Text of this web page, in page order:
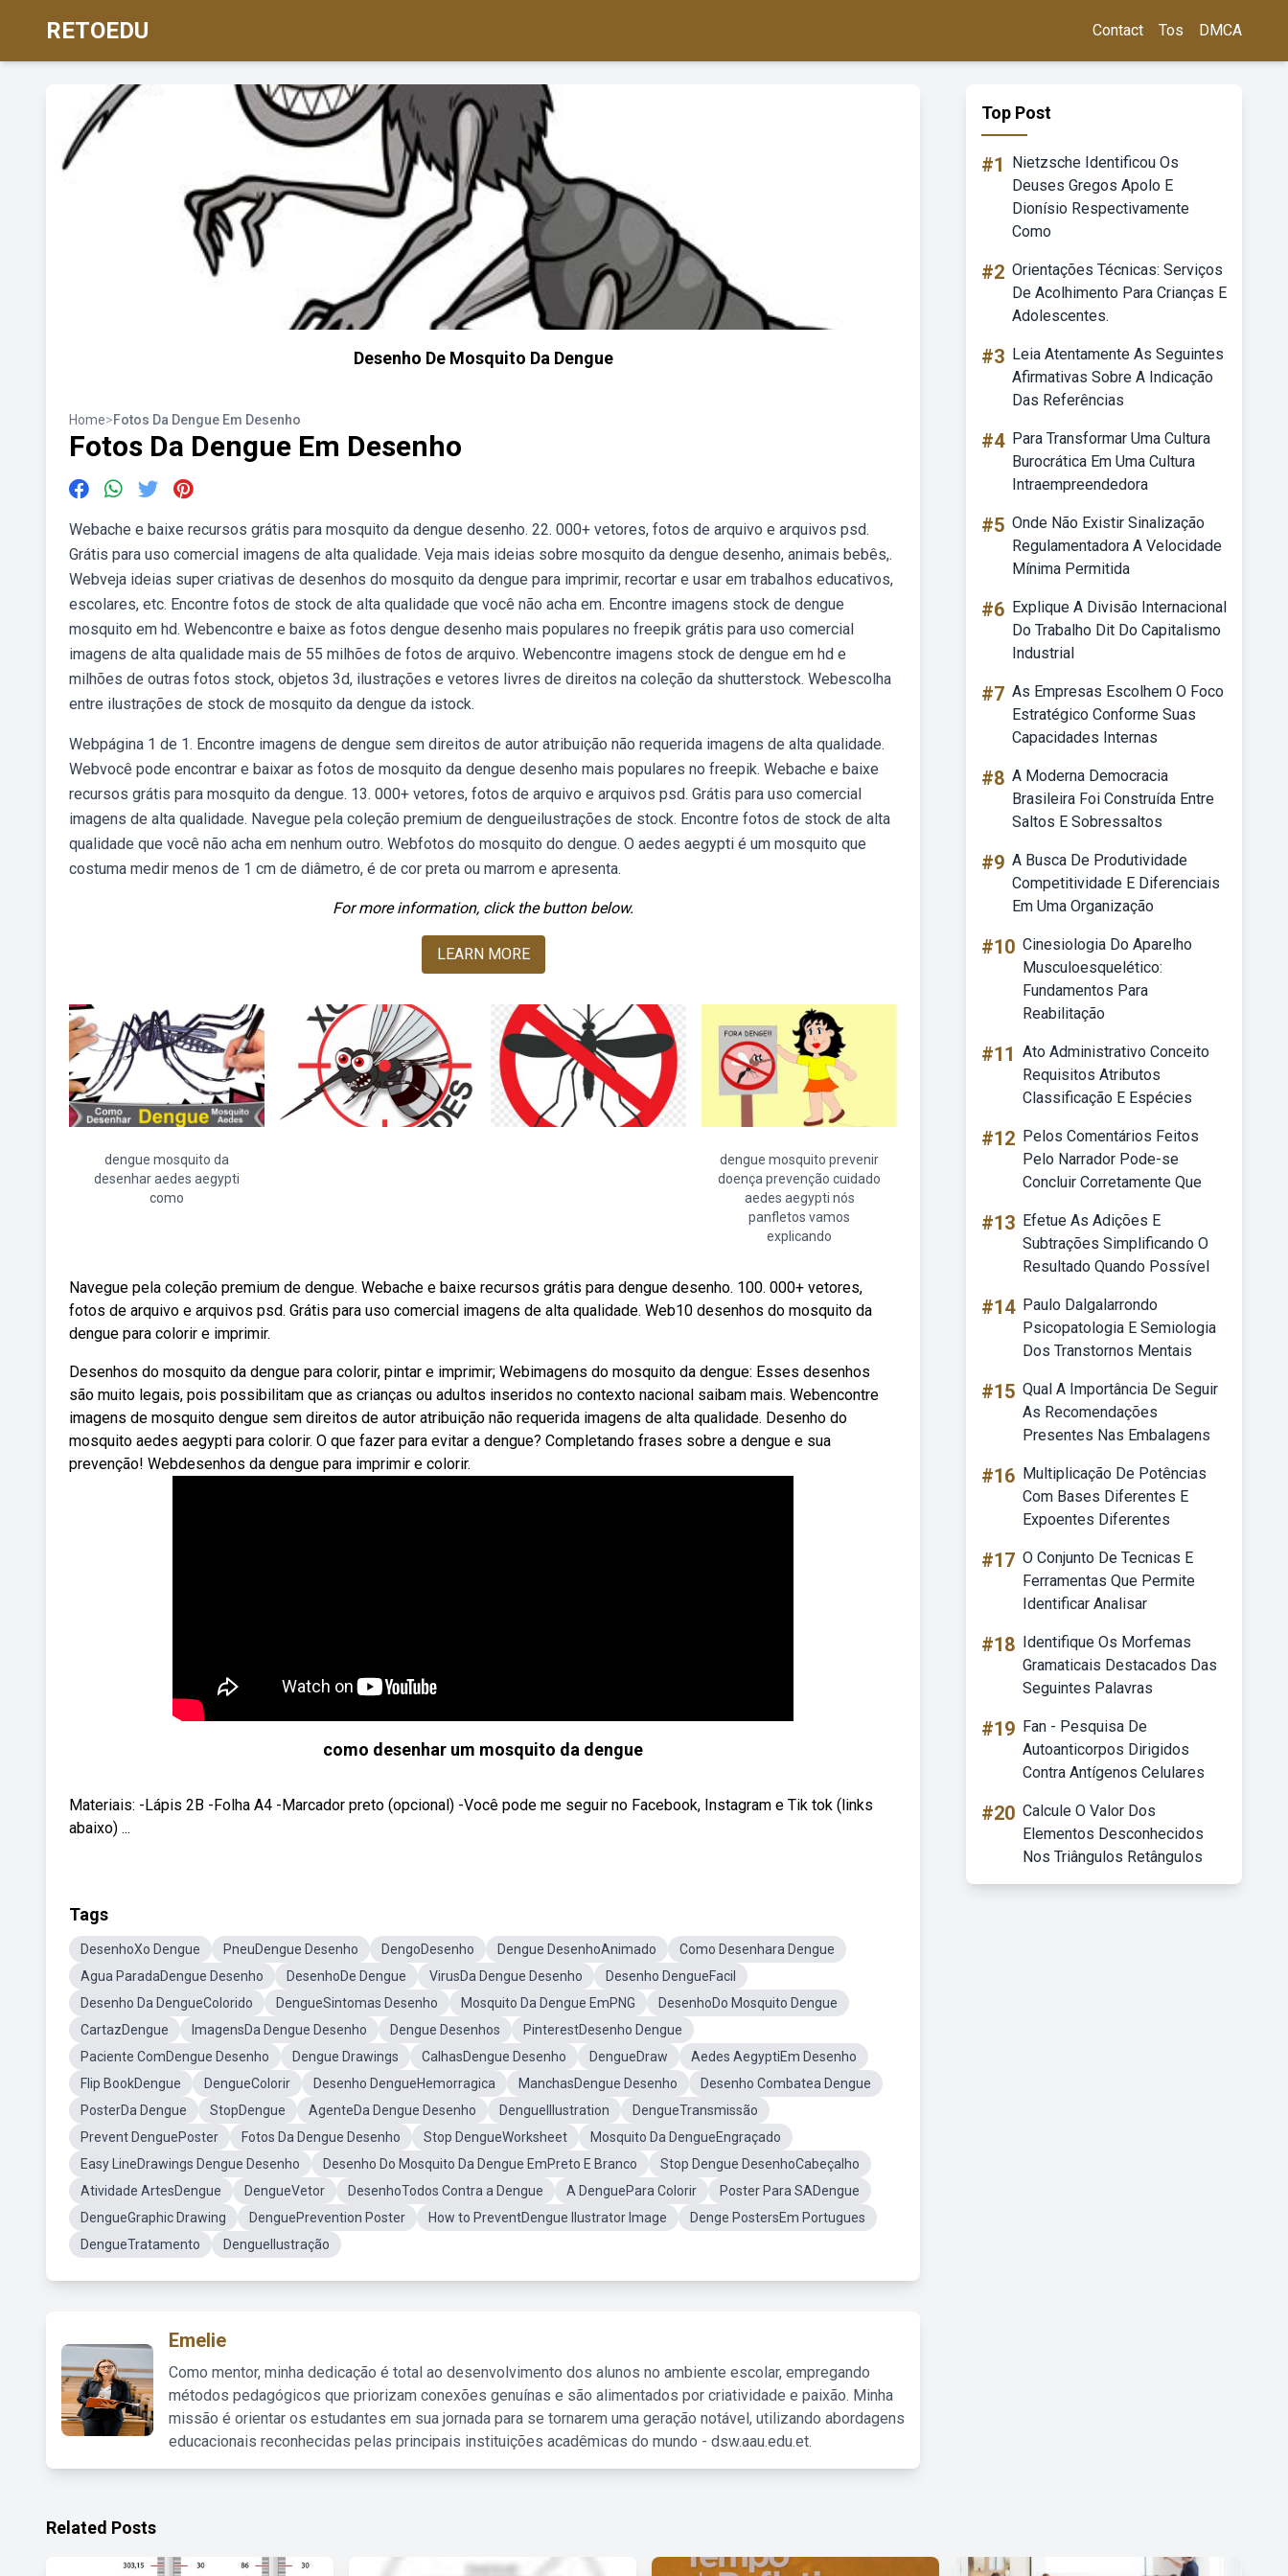
RETOEDU Contact Tos DMCA
Desenho De Mosquito Da Dengue
Home>Fotos Da Dengue Em Desenho
Fotos Da Dengue Em Desenho
Webache e baixe recursos grátis para mosquito da dengue desenho. 22. 000+ vetores, fotos de arquivo e arquivos psd.
Grátis para uso comercial imagens de alta qualidade. Veja mais ideias sobre mosquito da dengue desenho, animais bebês,.
Webveja ideias super criativas de desenhos do mosquito da dengue para imprimir, recortar e usar em trabalhos educativos,
escolares, etc. Encontre fotos de stock de alta qualidade que você não acha em. Encontre imagens stock de dengue
mosquito em hd. Webencontre e baixe as fotos dengue desenho mais populares no freepik grátis para uso comercial
imagens de alta qualidade mais de 55 milhões de fotos de arquivo. Webencontre imagens stock de dengue em hd e
milhões de outras fotos stock, objetos 3d, ilustrações e vetores livres de direitos na coleção da shutterstock. Webescolha
entre ilustrações de stock de mosquito da dengue da istock.
Webpágina 1 de 1. Encontre imagens de dengue sem direitos de autor atribuição não requerida imagens de alta qualidade.
Webvocê pode encontrar e baixar as fotos de mosquito da dengue desenho mais populares no freepik. Webache e baixe
recursos grátis para mosquito da dengue. 13. 000+ vetores, fotos de arquivo e arquivos psd. Grátis para uso comercial
imagens de alta qualidade. Navegue pela coleção premium de dengueilustrações de stock. Encontre fotos de stock de alta
qualidade que você não acha em nenhum outro. Webfotos do mosquito do dengue. O aedes aegypti é um mosquito que
costuma medir menos de 1 cm de diâmetro, é de cor preta ou marrom e apresenta.
For more information, click the button below.
LEARN MORE
dengue mosquito da
desenhar aedes aegypti
como
dengue mosquito prevenir
doença prevenção cuidado
aedes aegypti nós
panfletos vamos
explicando
Navegue pela coleção premium de dengue. Webache e baixe recursos grátis para dengue desenho. 100. 000+ vetores,
fotos de arquivo e arquivos psd. Grátis para uso comercial imagens de alta qualidade. Web10 desenhos do mosquito da
dengue para colorir e imprimir.
Desenhos do mosquito da dengue para colorir, pintar e imprimir; Webimagens do mosquito da dengue: Esses desenhos
são muito legais, pois possibilitam que as crianças ou adultos inseridos no contexto nacional saibam mais. Webencontre
imagens de mosquito dengue sem direitos de autor atribuição não requerida imagens de alta qualidade. Desenho do
mosquito aedes aegypti para colorir. O que fazer para evitar a dengue? Completando frases sobre a dengue e sua
prevenção! Webdesenhos da dengue para imprimir e colorir.
como desenhar um mosquito da dengue
Materiais: -Lápis 2B -Folha A4 -Marcador preto (opcional) -Você pode me seguir no Facebook, Instagram e Tik tok (links
abaixo) ...
Tags
DesenhoXo Dengue PneuDengue Desenho DengoDesenho Dengue DesenhoAnimado
Como Desenhara Dengue
Agua ParadaDengue Desenho
DesenhoDe Dengue VirusDa Dengue Desenho
Desenho DengueFacil
Desenho Da DengueColorido
DengueSintomas Desenho Mosquito Da Dengue EmPNG
DesenhoDo Mosquito Dengue
CartazDengue
ImagensDa Dengue Desenho Dengue Desenhos
PinterestDesenho Dengue
Paciente ComDengue Desenho
Dengue Drawings CalhasDengue Desenho DengueDraw
Aedes AegyptiEm Desenho
Flip BookDengue
DengueColorir Desenho DengueHemorragica ManchasDengue Desenho
Desenho Combatea Dengue
PosterDa Dengue
StopDengue AgenteDa Dengue Desenho DengueIllustration
DengueTransmissão
Prevent DenguePoster
Fotos Da Dengue Desenho Stop DengueWorksheet
Mosquito Da DengueEngraçado
Easy LineDrawings Dengue Desenho
Desenho Do Mosquito Da Dengue EmPreto E Branco
Stop Dengue DesenhoCabeçalho
Atividade ArtesDengue
DengueVetor DesenhoTodos Contra a Dengue A DenguePara Colorir
Poster Para SADengue
DengueGraphic Drawing
DenguePrevention Poster How to PreventDengue Ilustrator Image
Denge PostersEm Portugues
DengueTratamento
DengueIlustração
Emelie
Como mentor, minha dedicação é total ao desenvolvimento dos alunos no ambiente escolar, empregando
métodos pedagógicos que priorizam conexões genuínas e são alimentados por criatividade e paixão. Minha
missão é orientar os estudantes em sua jornada para se tornarem uma geração notável, utilizando abordagens
educacionais reconhecidas pelas principais instituições acadêmicas do mundo - dsw.aau.edu.et.
Top Post
#1
Nietzsche Identificou Os
Deuses Gregos Apolo E
Dionísio Respectivamente
Como
#2 Orientações Técnicas: Serviços
De Acolhimento Para Crianças E
Adolescentes.
#3 Leia Atentamente As Seguintes
Afirmativas Sobre A Indicação
Das Referências
#4 Para Transformar Uma Cultura
Burocrática Em Uma Cultura
Intraempreendedora
#5 Onde Não Existir Sinalização
Regulamentadora A Velocidade
Mínima Permitida
#6 Explique A Divisão Internacional
Do Trabalho Dit Do Capitalismo
Industrial
#7 As Empresas Escolhem O Foco
Estratégico Conforme Suas
Capacidades Internas
#8 A Moderna Democracia
Brasileira Foi Construída Entre
Saltos E Sobressaltos
#9 A Busca De Produtividade
Competitividade E Diferenciais
Em Uma Organização
#10 Cinesiologia Do Aparelho
Musculoesquelético:
Fundamentos Para
Reabilitação
#11 Ato Administrativo Conceito
Requisitos Atributos
Classificação E Espécies
#12 Pelos Comentários Feitos
Pelo Narrador Pode-se
Concluir Corretamente Que
#13 Efetue As Adições E
Subtrações Simplificando O
Resultado Quando Possível
#14 Paulo Dalgalarrondo
Psicopatologia E Semiologia
Dos Transtornos Mentais
#15 Qual A Importância De Seguir
As Recomendações
Presentes Nas Embalagens
#16 Multiplicação De Potências
Com Bases Diferentes E
Expoentes Diferentes
#17 O Conjunto De Tecnicas E
Ferramentas Que Permite
Identificar Analisar
#18 Identifique Os Morfemas
Gramaticais Destacados Das
Seguintes Palavras
#19 Fan - Pesquisa De
Autoanticorpos Dirigidos
Contra Antígenos Celulares
#20 Calcule O Valor Dos
Elementos Desconhecidos
Nos Triângulos Retângulos
Related Posts